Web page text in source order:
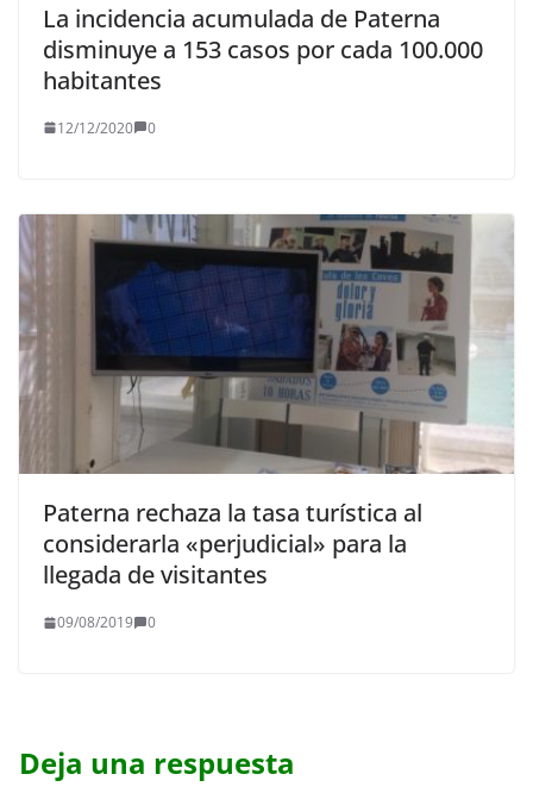
La incidencia acumulada de Paterna
disminuye a 153 casos por cada 100.000
habitantes
12/12/2020 0
Paterna rechaza la tasa turística al
considerarla «perjudicial» para la
llegada de visitantes
09/08/2019 0
Deja una respuesta